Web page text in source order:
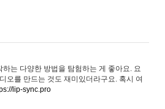
는 다양한 방법을 탐험하는 게 좋아요. 요
오를 만드는 것도 재미있더라구요. 혹시 여
lip-sync.pro